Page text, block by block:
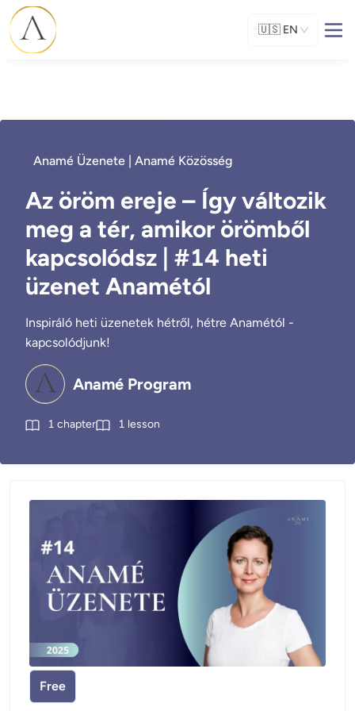
🇺🇸 EN
Anamé Üzenete | Anamé Közösség
Az öröm ereje – Így változik
meg a tér, amikor örömből
kapcsolódsz | #14 heti
üzenet Anamétól
Inspiráló heti üzenetek hétről, hétre Anamétól -
kapcsolódjunk!
Anamé Program
1 chapter 1 lesson
Free